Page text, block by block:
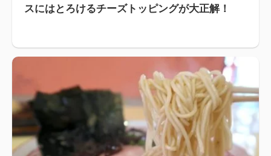
スにはとろけるチーズトッピングが大正解！